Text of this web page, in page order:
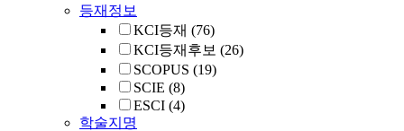
등재정보
KCI등재 (76)
KCI등재후보 (26)
SCOPUS (19)
SCIE (8)
ESCI (4)
학술지명